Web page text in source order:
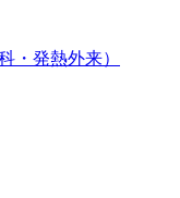
・発熱外来）